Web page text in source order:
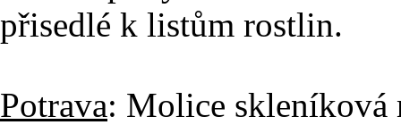
přisedlé k listům rostlin.
Potrava: Molice skleníková